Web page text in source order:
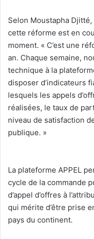
‎Selon Moustapha Djitté,
cette réforme est en
moment. « C’est une
an. Chaque semaine,
technique à la
disposer d’indicateurs
lesquels les appels
réalisées, le taux de
niveau de satisfaction
publique. »
‎La plateforme APPEL
cycle de la commande
d’appel d’offres à
qui mérite d’être prise
pays du continent.